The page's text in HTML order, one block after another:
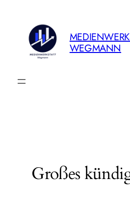
WEGMANN
Großes